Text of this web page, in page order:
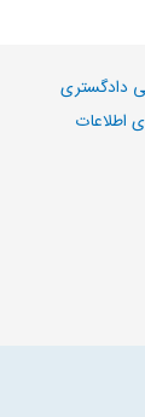
دادگستری
اطلاعات